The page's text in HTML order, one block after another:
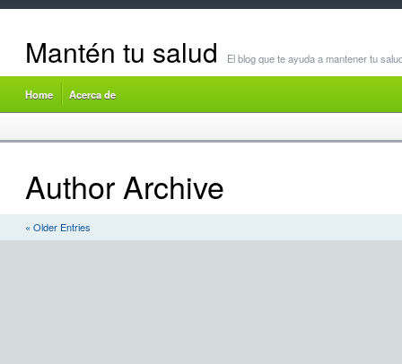
Mantén tu salud El blog que te ayuda a mantener tu
Home Acerca de
Author Archive
« Older Entries